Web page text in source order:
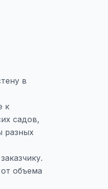
в
к
садов,
разных
объема